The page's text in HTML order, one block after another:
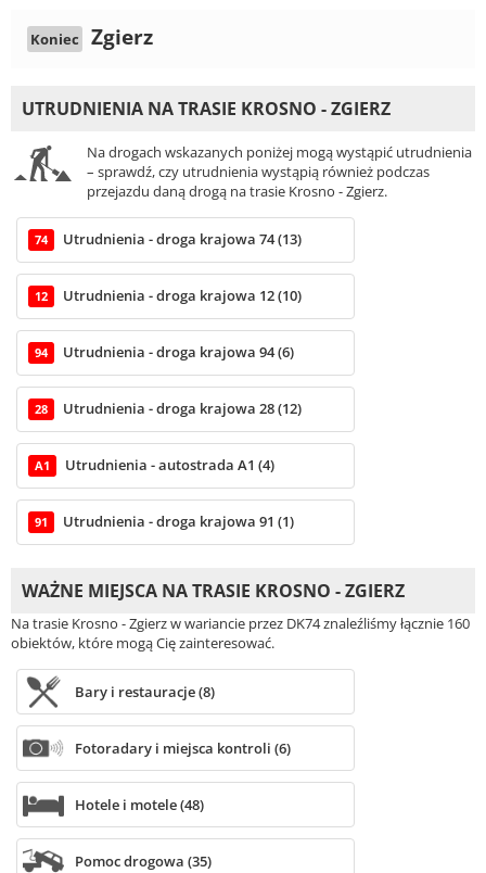
Koniec Zgierz
UTRUDNIENIA NA TRASIE KROSNO - ZGIERZ
Na drogach wskazanych poniżej mogą wystąpić utrudnienia
– sprawdź, czy utrudnienia wystąpią również podczas
przejazdu daną drogą na trasie Krosno - Zgierz.
74 Utrudnienia - droga krajowa 74 (13)
12 Utrudnienia - droga krajowa 12 (10)
94 Utrudnienia - droga krajowa 94 (6)
28 Utrudnienia - droga krajowa 28 (12)
A1 Utrudnienia - autostrada A1 (4)
91 Utrudnienia - droga krajowa 91 (1)
WAŻNE MIEJSCA NA TRASIE KROSNO - ZGIERZ
Na trasie Krosno - Zgierz w wariancie przez DK74 znaleźliśmy łącznie 160
obiektów, które mogą Cię zainteresować.
Bary i restauracje (8)
Fotoradary i miejsca kontroli (6)
Hotele i motele (48)
Pomoc drogowa (35)